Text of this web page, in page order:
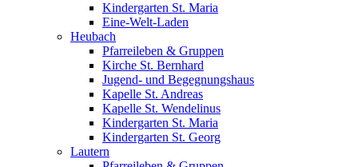
Kindergarten St. Maria
Eine-Welt-Laden
Heubach
Pfarreileben & Gruppen
Kirche St. Bernhard
Jugend- und Begegnungshaus
Kapelle St. Andreas
Kapelle St. Wendelinus
Kindergarten St. Maria
Kindergarten St. Georg
Lautern